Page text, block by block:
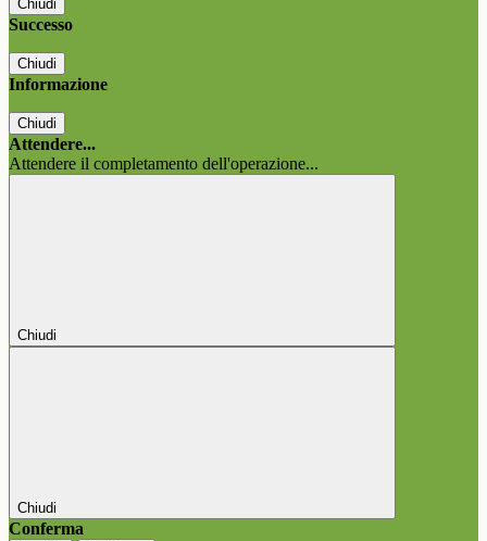
Chiudi
Successo
Chiudi
Informazione
Chiudi
Attendere...
Attendere il completamento dell'operazione...
Chiudi
Chiudi
Conferma